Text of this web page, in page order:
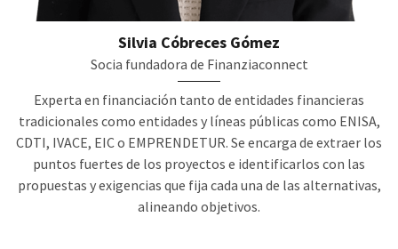
Silvia Cóbreces Gómez
Socia fundadora de Finanziaconnect
Experta en financiación tanto de entidades financieras
tradicionales como entidades y líneas públicas como ENISA,
CDTI, IVACE, EIC o EMPRENDETUR. Se encarga de extraer los
puntos fuertes de los proyectos e identificarlos con las
propuestas y exigencias que fija cada una de las alternativas,
alineando objetivos.